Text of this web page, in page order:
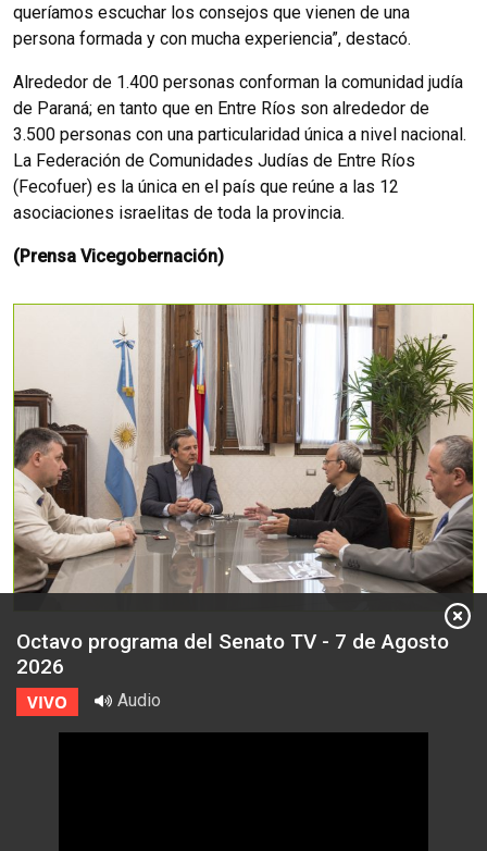
queríamos escuchar los consejos que vienen de una
persona formada y con mucha experiencia”, destacó.
Alrededor de 1.400 personas conforman la comunidad judía
de Paraná; en tanto que en Entre Ríos son alrededor de
3.500 personas con una particularidad única a nivel nacional.
La Federación de Comunidades Judías de Entre Ríos
(Fecofuer) es la única en el país que reúne a las 12
asociaciones israelitas de toda la provincia.
(Prensa Vicegobernación)
Octavo programa del Senato TV - 7 de Agosto
2026
VIVO Audio